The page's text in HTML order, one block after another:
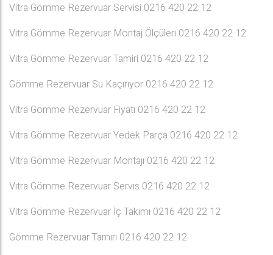
Vitra Gömme Rezervuar Servisi 0216 420 22 12
Vitra Gömme Rezervuar Montaj Ölçüleri 0216 420 22 12
Vitra Gömme Rezervuar Tamiri 0216 420 22 12
Gömme Rezervuar Su Kaçırıyor 0216 420 22 12
Vitra Gömme Rezervuar Fiyatı 0216 420 22 12
Vitra Gömme Rezervuar Yedek Parça 0216 420 22 12
Vitra Gömme Rezervuar Montajı 0216 420 22 12
Vitra Gömme Rezervuar Servis 0216 420 22 12
Vitra Gömme Rezervuar İç Takımı 0216 420 22 12
Gömme Rezervuar Tamiri 0216 420 22 12